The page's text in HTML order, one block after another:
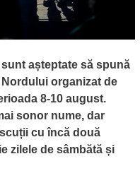
așteptate să spună
organizat de
8-10 august.
sonor nume, dar
cu încă două
zilele de sâmbătă și